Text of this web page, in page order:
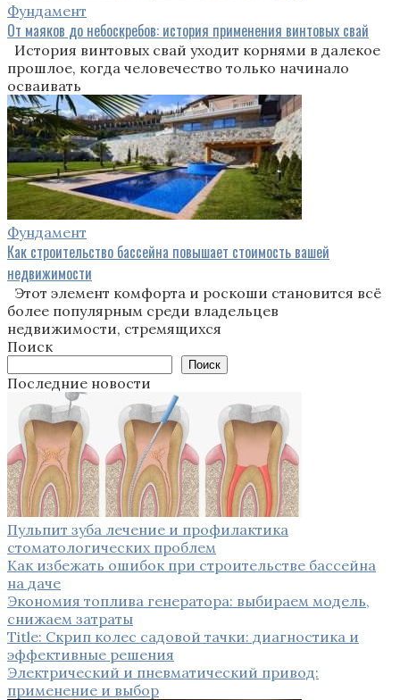
Фундамент
От маяков до небоскребов: история применения винтовых свай
История винтовых свай уходит корнями в далекое
прошлое, когда человечество только начинало
осваивать
Фундамент
Как строительство бассейна повышает стоимость вашей
недвижимости
Этот элемент комфорта и роскоши становится всё
более популярным среди владельцев
недвижимости, стремящихся
Поиск
Поиск
Последние новости
Пульпит зуба лечение и профилактика
стоматологических проблем
Как избежать ошибок при строительстве бассейна
на даче
Экономия топлива генератора: выбираем модель,
снижаем затраты
Title: Скрип колес садовой тачки: диагностика и
эффективные решения
Электрический и пневматический привод:
применение и выбор